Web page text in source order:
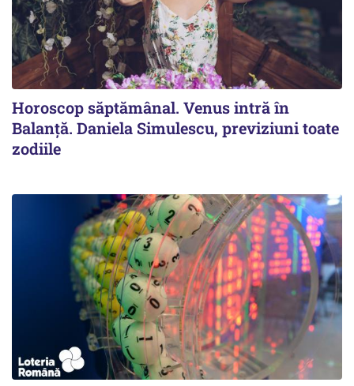
Horoscop săptămânal. Venus intră în
Balanță. Daniela Simulescu, previziuni toate
zodiile